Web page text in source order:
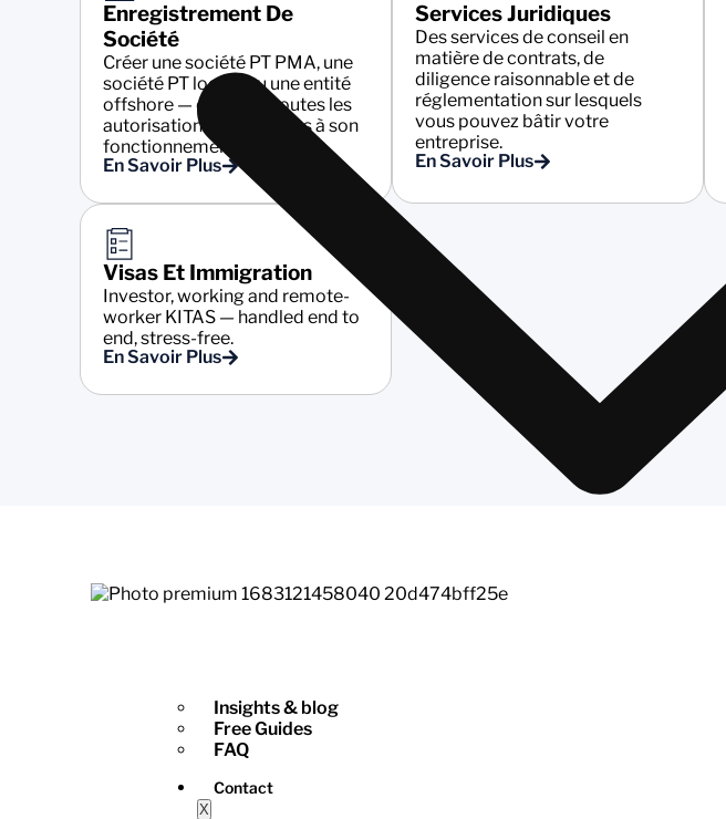
Insights & blog
Free Guides
FAQ
Contact
X
Enregistrement De
Société
Créer une société PT PMA, une
société PT locale ou une entité
offshore — dotée de toutes les
autorisations nécessaires à son
fonctionnement.
En Savoir Plus
Services Juridiques
Des services de conseil en
matière de contrats, de
diligence raisonnable et de
réglementation sur lesquels
vous pouvez bâtir votre
entreprise.
En Savoir Plus
Visas Et Immigration
Investor, working and remote-
worker KITAS — handled end to
end, stress-free.
En Savoir Plus